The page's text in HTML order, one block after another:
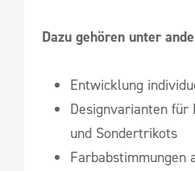
Dazu gehören unter
Entwicklung
Designvarianten für
und Sondertrikots
Farbabstimmungen